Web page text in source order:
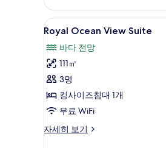
보
기
바
다
전
자
세
히
보
기
Royal
Ocean
View
Suite
사
진
모
두
7
Royal Ocean View Suite
바다 전망
111㎡
3명
킹사이즈침대 1개
무료 WiFi
자세히 보기
Royal